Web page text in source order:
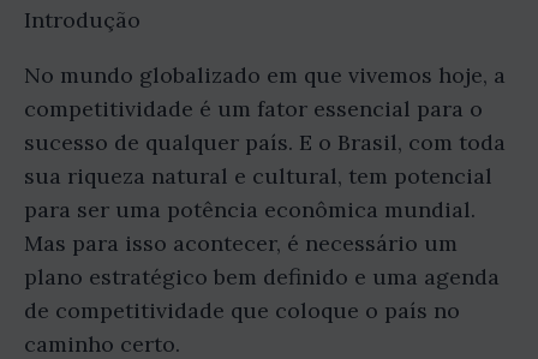
Introdução
No mundo globalizado em que vivemos hoje, a
competitividade é um fator essencial para o
sucesso de qualquer país. E o Brasil, com toda
sua riqueza natural e cultural, tem potencial
para ser uma potência econômica mundial.
Mas para isso acontecer, é necessário um
plano estratégico bem definido e uma agenda
de competitividade que coloque o país no
caminho certo.